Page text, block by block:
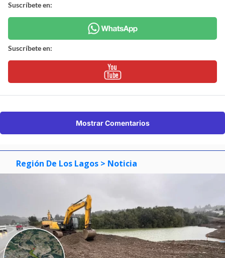
Suscríbete en:
Suscríbete en:
Mostrar Comentarios
Región De Los Lagos > Noticia